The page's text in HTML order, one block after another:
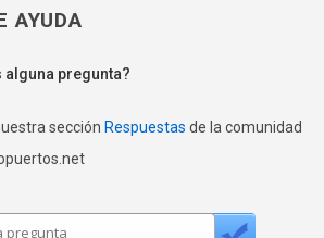
AYUDA
alguna pregunta?
sección Respuestas de la comunidad